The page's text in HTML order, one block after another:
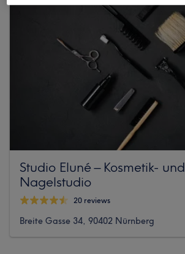
Studio Eluné – Kosmetik- und
Nagelstudio
20 reviews
Breite Gasse 34, 90402 Nürnberg